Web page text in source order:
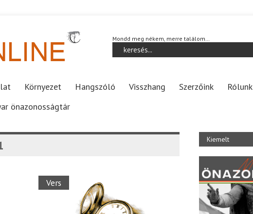
Mondd meg nékem, merre találom…
Környezet Hangszóló Visszhang Szerzőink Rólunk
önazonosságtár
Vers
Kiemelt